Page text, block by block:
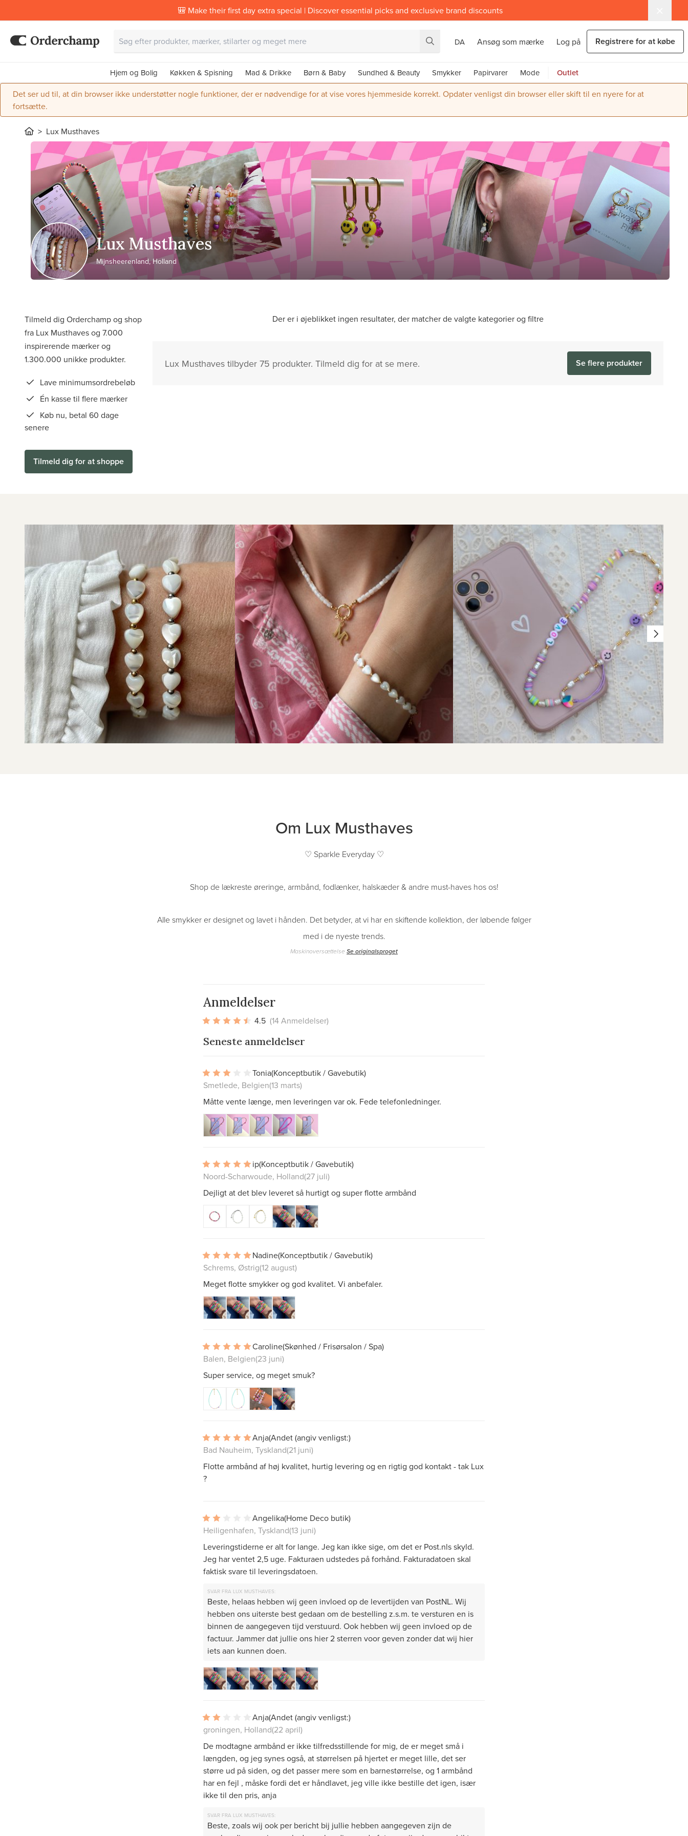
🎒 Make their first day extra special | Discover essential picks and exclusive brand discounts
DA Ansøg som mærke Log på Registrere for at købe
Hjem og Bolig Køkken & Spisning Mad & Drikke Børn & Baby Sundhed & Beauty Smykker Papirvarer Mode Outlet
Det ser ud til, at din browser ikke understøtter nogle funktioner, der er nødvendige for at vise vores hjemmeside korrekt. Opdater venligst din browser eller skift til en nyere for at
fortsætte.
Lux Musthaves
Lux Musthaves
Mijnsheerenland, Holland
Tilmeld dig Orderchamp og shop
fra Lux Musthaves og 7.000
inspirerende mærker og
1.300.000 unikke produkter.
Lave minimumsordrebeløb
Én kasse til flere mærker
Køb nu, betal 60 dage
senere
Tilmeld dig for at shoppe
Der er i øjeblikket ingen resultater, der matcher de valgte kategorier og filtre
Lux Musthaves tilbyder 75 produkter. Tilmeld dig for at se mere. Se flere produkter
Om Lux Musthaves
♡ Sparkle Everyday ♡
Shop de lækreste øreringe, armbånd, fodlænker, halskæder & andre must-haves hos os!
Alle smykker er designet og lavet i hånden. Det betyder, at vi har en skiftende kollektion, der løbende følger
med i de nyeste trends.
Maskinoversættelse Se originalsproget
Anmeldelser
4.5 (14 Anmeldelser)
Seneste anmeldelser
Tonia(Konceptbutik / Gavebutik)
Smetlede, Belgien(13 marts)
Måtte vente længe, ​​men leveringen var ok. Fede telefonledninger.
ip(Konceptbutik / Gavebutik)
Noord-Scharwoude, Holland(27 juli)
Dejligt at det blev leveret så hurtigt og super flotte armbånd
Nadine(Konceptbutik / Gavebutik)
Schrems, Østrig(12 august)
Meget flotte smykker og god kvalitet. Vi anbefaler.
Caroline(Skønhed / Frisørsalon / Spa)
Balen, Belgien(23 juni)
Super service, og meget smuk?
Anja(Andet (angiv venligst:)
Bad Nauheim, Tyskland(21 juni)
Flotte armbånd af høj kvalitet, hurtig levering og en rigtig god kontakt - tak Lux
?
Angelika(Home Deco butik)
Heiligenhafen, Tyskland(13 juni)
Leveringstiderne er alt for lange. Jeg kan ikke sige, om det er Post.nls skyld.
Jeg har ventet 2,5 uge. Fakturaen udstedes på forhånd. Fakturadatoen skal
faktisk svare til leveringsdatoen.
SVAR FRA LUX MUSTHAVES:
Beste, helaas hebben wij geen invloed op de levertijden van PostNL. Wij
hebben ons uiterste best gedaan om de bestelling z.s.m. te versturen en is
binnen de aangegeven tijd verstuurd. Ook hebben wij geen invloed op de
factuur. Jammer dat jullie ons hier 2 sterren voor geven zonder dat wij hier
iets aan kunnen doen.
Anja(Andet (angiv venligst:)
groningen, Holland(22 april)
De modtagne armbånd er ikke tilfredsstillende for mig, de er meget små i
længden, og jeg synes også, at størrelsen på hjertet er meget lille, det ser
større ud på siden, og det passer mere som en barnestørrelse, og 1 armbånd
har en fejl , måske fordi det er håndlavet, jeg ville ikke bestille det igen, især
ikke til den pris, anja
SVAR FRA LUX MUSTHAVES:
Beste, zoals wij ook per bericht bij jullie hebben aangegeven zijn de